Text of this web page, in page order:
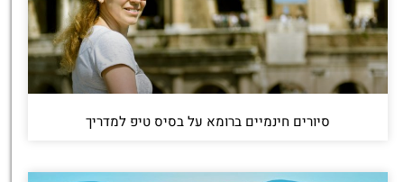
סיורים חינמיים ברומא על בסיס טיפ למדריך